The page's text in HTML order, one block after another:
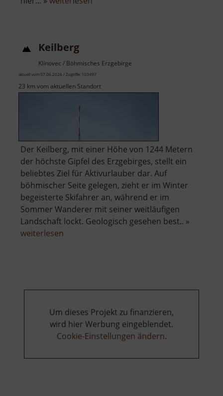
Keilberg
Klínovec / Böhmisches Erzgebirge
aktuell vom 07.06.2026 / Zugriffe: 103497
23 km vom aktuellen Standort
Der Keilberg, mit einer Höhe von 1244 Metern
der höchste Gipfel des Erzgebirges, stellt ein
beliebtes Ziel für Aktivurlauber dar. Auf
böhmischer Seite gelegen, zieht er im Winter
begeisterte Skifahrer an, während er im
Sommer Wanderer mit seiner weitläufigen
Landschaft lockt. Geologisch gesehen best.. »
weiterlesen
Um dieses Projekt zu finanzieren,
wird hier Werbung eingeblendet.
Cookie-Einstellungen ändern.